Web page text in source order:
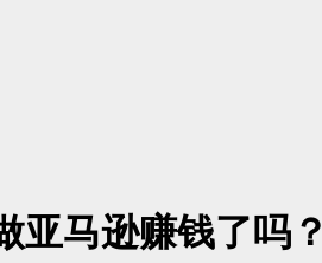
亚马逊赚钱了吗？